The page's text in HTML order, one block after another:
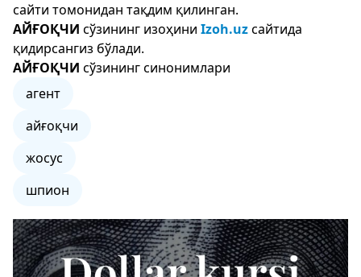
сайти томонидан тақдим қилинган.
АЙҒОҚЧИ сўзининг изоҳини Izoh.uzсайтида
қидирсангиз бўлади.
АЙҒОҚЧИ сўзининг синонимлари
агент
айғоқчи
жосус
шпион